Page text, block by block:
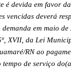
é devida em favor
vencidas deverá
em maio
XVII, da Lei
RN ao
de serviço